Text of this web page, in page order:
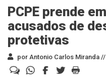
PCPE prende
acusados de
protetivas
por Antonio Carlos Miranda //